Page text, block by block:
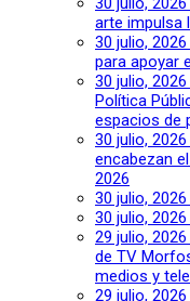
arte impulsa
30 julio, 2026
para apoyar
30 julio, 2026
Política
espacios de
30 julio, 2026
encabezan
2026
30 julio, 2026
30 julio, 2026
29 julio, 2026
de TV
medios y
29 julio, 2026